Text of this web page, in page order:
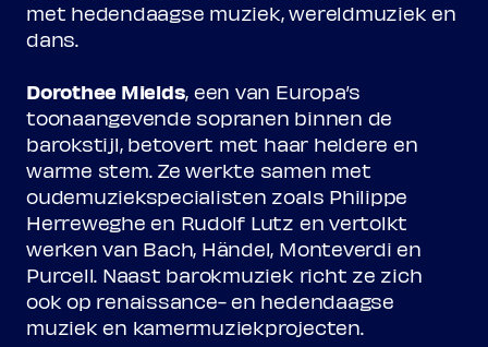
met hedendaagse muziek, wereldmuziek en
dans.
Dorothee Mields, een van Europa’s
toonaangevende sopranen binnen de
barokstijl, betovert met haar heldere en
warme stem. Ze werkte samen met
oudemuziekspecialisten zoals Philippe
Herreweghe en Rudolf Lutz en vertolkt
werken van Bach, Händel, Monteverdi en
Purcell. Naast barokmuziek richt ze zich
ook op renaissance- en hedendaagse
muziek en kamermuziekprojecten.